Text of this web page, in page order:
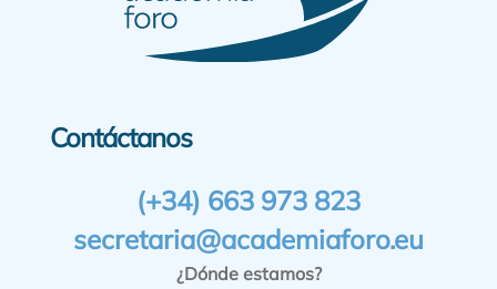
Contáctanos
(+34) 663 973 823
secretaria@academiaforo.eu
¿Dónde estamos?